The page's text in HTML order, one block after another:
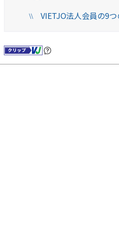
\\VIETJO法人会員の9つ